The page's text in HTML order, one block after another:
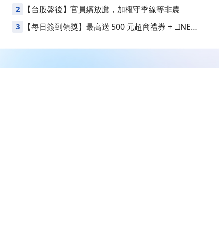
2 【台股盤後】官員續放鷹，加權守季線等非農
3
【每日簽到領獎】最高送 500 元超商禮券 + LINE